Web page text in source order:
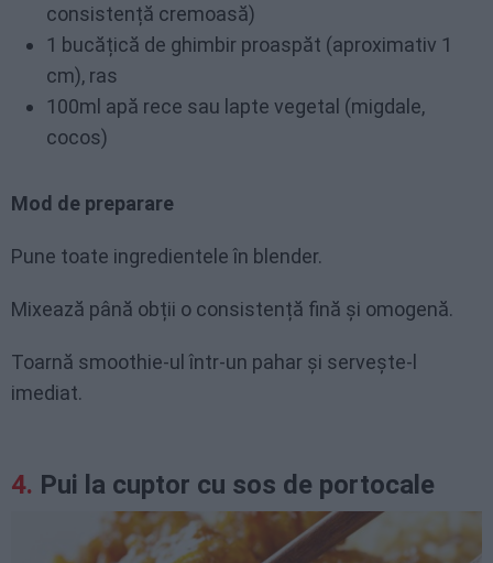
consistență cremoasă)
1 bucățică de ghimbir proaspăt (aproximativ 1
cm), ras
100ml apă rece sau lapte vegetal (migdale,
cocos)
Mod de preparare
Pune toate ingredientele în blender.
Mixează până obții o consistență fină și omogenă.
Toarnă smoothie-ul într-un pahar și servește-l
imediat.
Pui la cuptor cu sos de portocale